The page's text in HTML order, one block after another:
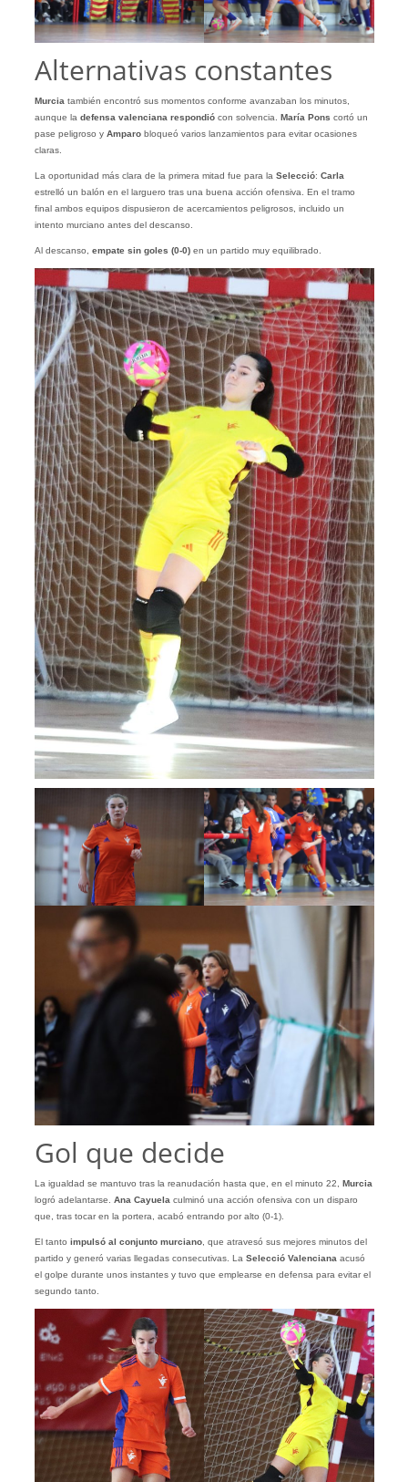
Alternativas constantes
Murcia también encontró sus momentos conforme avanzaban los minutos,
aunque la defensa valenciana respondiócon solvencia. María Pons cortó un
pase peligroso y Amparobloqueó varios lanzamientos para evitar ocasiones
claras.
La oportunidad más clara de la primera mitad fue para la Selecció: Carla
estrelló un balón en el larguero tras una buena acción ofensiva. En el tramo
final ambos equipos dispusieron de acercamientos peligrosos, incluido un
intento murciano antes del descanso.
Al descanso, empate sin goles (0-0)en un partido muy equilibrado.
Gol que decide
La igualdad se mantuvo tras la reanudación hasta que, en el minuto 22, Murcia
logró adelantarse. Ana Cayuelaculminó una acción ofensiva con un disparo
que, tras tocar en la portera, acabó entrando por alto (0-1).
El tanto impulsó al conjunto murciano, que atravesó sus mejores minutos del
partido y generó varias llegadas consecutivas. La Selecció Valencianaacusó
el golpe durante unos instantes y tuvo que emplearse en defensa para evitar el
segundo tanto.